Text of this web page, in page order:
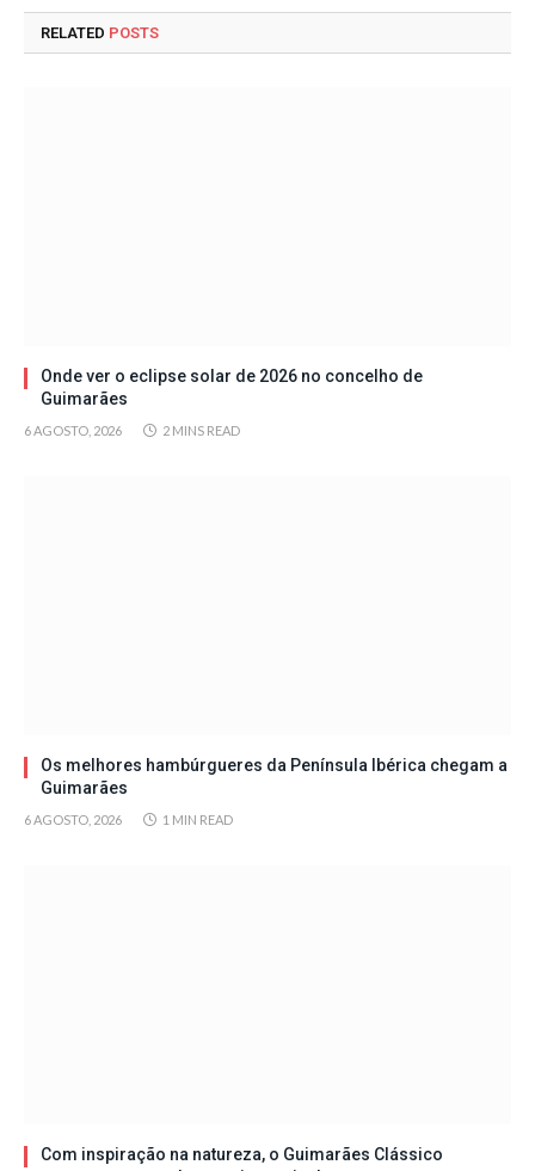
RELATED POSTS
Onde ver o eclipse solar de 2026 no concelho de
Guimarães
6 AGOSTO, 2026 2 MINS READ
Os melhores hambúrgueres da Península Ibérica chegam a
Guimarães
6 AGOSTO, 2026 1 MIN READ
Com inspiração na natureza, o Guimarães Clássico